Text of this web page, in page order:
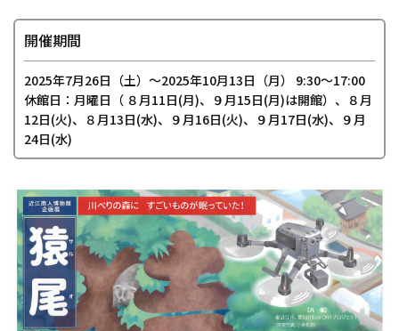
開催期間
2025年7月26日（土）〜2025年10月13日（月） 9:30～17:00
休館日：月曜日（ ８月11日(月)、９月15日(月)は開館）、８月
12日(火)、８月13日(水)、９月16日(火)、９月17日(水)、９月
24日(水)